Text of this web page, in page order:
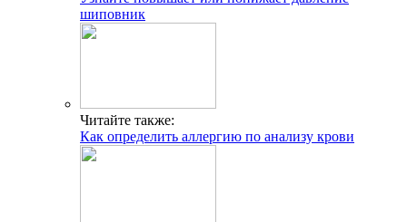
шиповник
Читайте также:
Как определить аллергию по анализу крови